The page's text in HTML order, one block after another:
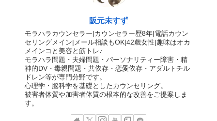
阪元未すず
モラハラカウンセラー|カウンセラー歴8年|電話カウン
セリングメイン|メール相談もOK|42歳女性|趣味はオカ
メインコと美容と筋トレ♪
モラハラ問題・夫婦問題・パーソナリティー障害・精
神的DV・毒親問題・共依存・恋愛依存・アダルトチル
ドレン等が専門分野です。
心理学・脳科学を基礎としたカウンセリング。
被害者体質や加害者体質の根本的な改善をご提案しま
す。